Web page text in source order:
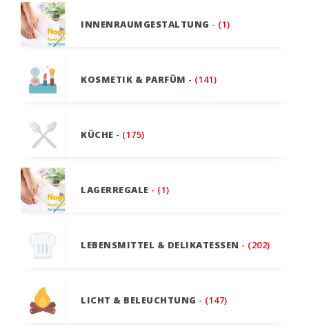
INNENRAUMGESTALTUNG - (1)
KOSMETIK & PARFÜM - (141)
KÜCHE - (175)
LAGERREGALE - (1)
LEBENSMITTEL & DELIKATESSEN - (202)
LICHT & BELEUCHTUNG - (147)